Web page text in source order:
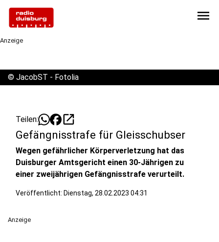
menu
Anzeige
© JacobST - Fotolia
Teilen: open_in_new
Gefängnisstrafe für Gleisschubser
Wegen gefährlicher Körperverletzung hat das
Duisburger Amtsgericht einen 30-Jährigen zu
einer zweijährigen Gefängnisstrafe verurteilt.
Veröffentlicht: Dienstag, 28.02.2023 04:31
Anzeige